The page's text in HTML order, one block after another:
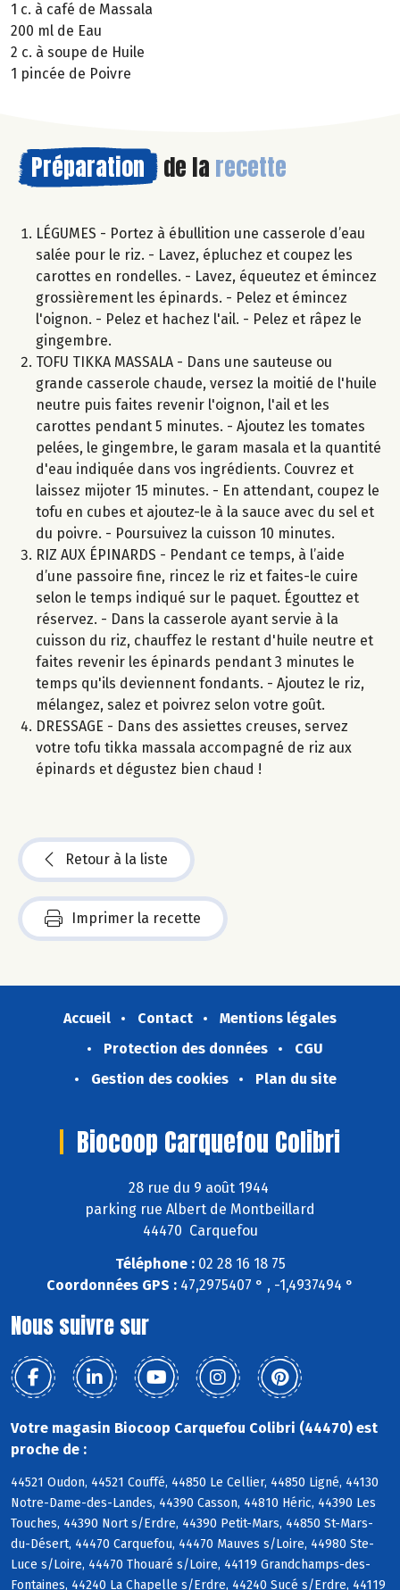
1 c. à café de Massala
200 ml de Eau
2 c. à soupe de Huile
1 pincée de Poivre
Préparation de la recette
LÉGUMES - Portez à ébullition une casserole d’eau
salée pour le riz. - Lavez, épluchez et coupez les
carottes en rondelles. - Lavez, équeutez et émincez
grossièrement les épinards. - Pelez et émincez
l'oignon. - Pelez et hachez l'ail. - Pelez et râpez le
gingembre.
TOFU TIKKA MASSALA - Dans une sauteuse ou
grande casserole chaude, versez la moitié de l'huile
neutre puis faites revenir l'oignon, l'ail et les
carottes pendant 5 minutes. - Ajoutez les tomates
pelées, le gingembre, le garam masala et la quantité
d'eau indiquée dans vos ingrédients. Couvrez et
laissez mijoter 15 minutes. - En attendant, coupez le
tofu en cubes et ajoutez-le à la sauce avec du sel et
du poivre. - Poursuivez la cuisson 10 minutes.
RIZ AUX ÉPINARDS - Pendant ce temps, à l’aide
d’une passoire fine, rincez le riz et faites-le cuire
selon le temps indiqué sur le paquet. Égouttez et
réservez. - Dans la casserole ayant servie à la
cuisson du riz, chauffez le restant d'huile neutre et
faites revenir les épinards pendant 3 minutes le
temps qu'ils deviennent fondants. - Ajoutez le riz,
mélangez, salez et poivrez selon votre goût.
DRESSAGE - Dans des assiettes creuses, servez
votre tofu tikka massala accompagné de riz aux
épinards et dégustez bien chaud !
Retour à la liste
Imprimer la recette
Accueil Contact
Mentions légales
Protection des données
CGU
Gestion des cookies
Plan du site
Biocoop Carquefou Colibri
28 rue du 9 août 1944
parking rue Albert de Montbeillard
44470 Carquefou
Téléphone :02 28 16 18 75
Coordonnées GPS : 47,2975407 ° , -1,4937494 °
Nous suivre sur
Votre magasin Biocoop Carquefou Colibri (44470) est
proche de :
44521 Oudon, 44521 Couffé, 44850 Le Cellier, 44850 Ligné, 44130
Notre-Dame-des-Landes, 44390 Casson, 44810 Héric, 44390 Les
Touches, 44390 Nort s/Erdre, 44390 Petit-Mars, 44850 St-Mars-
du-Désert, 44470 Carquefou, 44470 Mauves s/Loire, 44980 Ste-
Luce s/Loire, 44470 Thouaré s/Loire, 44119 Grandchamps-des-
Fontaines, 44240 La Chapelle s/Erdre, 44240 Sucé s/Erdre, 44119